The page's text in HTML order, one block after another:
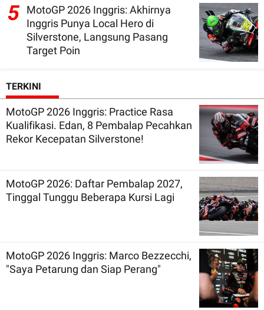
5 MotoGP 2026 Inggris: Akhirnya
Inggris Punya Local Hero di
Silverstone, Langsung Pasang
Target Poin
TERKINI
MotoGP 2026 Inggris: Practice Rasa
Kualifikasi. Edan, 8 Pembalap Pecahkan
Rekor Kecepatan Silverstone!
MotoGP 2026: Daftar Pembalap 2027,
Tinggal Tunggu Beberapa Kursi Lagi
MotoGP 2026 Inggris: Marco Bezzecchi,
"Saya Petarung dan Siap Perang"